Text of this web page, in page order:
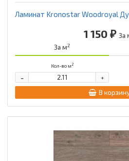
Ламинат Kronostar Woodroyal
1 150 ₽ За
За м2
Кол-во м2
+
-
В